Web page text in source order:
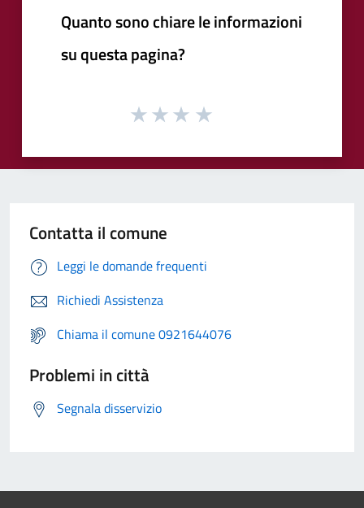
Quanto sono chiare le informazioni
su questa pagina?
Contatta il comune
Leggi le domande frequenti
Richiedi Assistenza
Chiama il comune 0921644076
Problemi in città
Segnala disservizio